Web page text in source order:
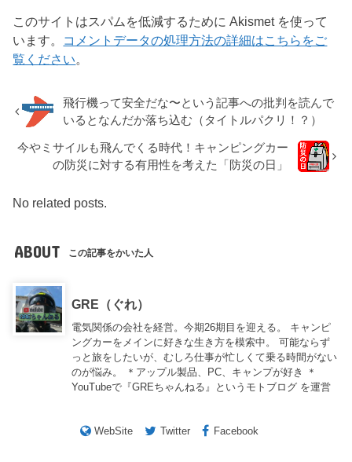
このサイトはスパムを低減するために Akismet を使って
います。 コメントデータの処理方法の詳細はこちらをご
覧ください。
飛行機って安全だな〜という記事への批判を読んで
いるとなんだか落ち込む（タイトルパクリ！？）
今やミサイルも飛んでくる時代！キャンピングカー
の防災に対する有用性を考えた「防災の日」
No related posts.
ABOUT この記事をかいた人
GRE（ぐれ）
電気関係の会社を経営。今期26期目を迎える。 キャンピ
ングカーをメインに好きな生き方を模索中。 可能ならず
っと旅をしたいが、むしろ仕事が忙しくて乗る時間がない
のが悩み。 ＊アップル製品、PC、キャンプが好き ＊
YouTubeで『GREちゃんねる』というモトブログ を運営
WebSite Twitter Facebook